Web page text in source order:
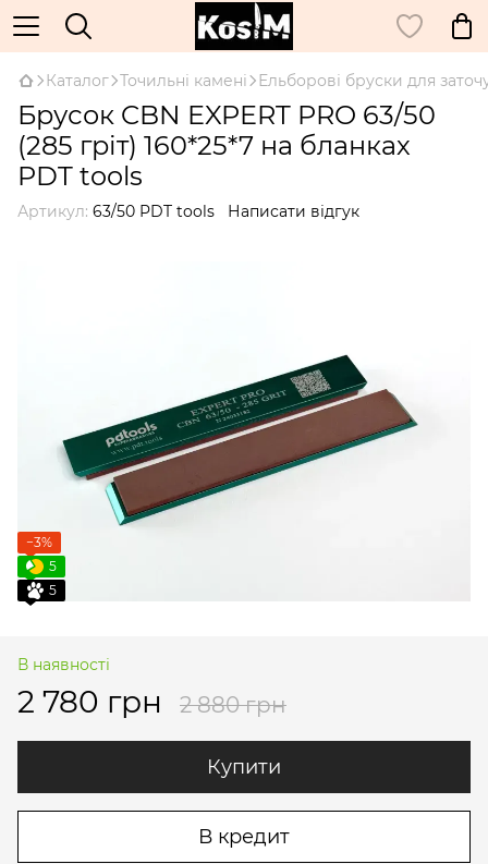
Каталог Точильні камені Ельборові бруски для
Брусок CBN EXPERT PRO 63/50
(285 гріт) 160*25*7 на бланках
PDT tools
Артикул: 63/50 PDT tools Написати відгук
−3%
5
5
В наявності
2 780 грн 2 880 грн
Купити
В кредит